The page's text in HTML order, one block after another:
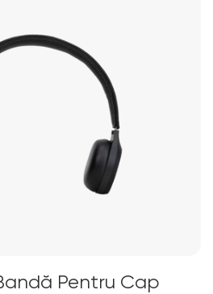
Pentru Cap